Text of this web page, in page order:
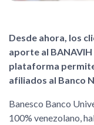
Desde ahora, los
aporte al
plataforma
afiliados al Banco
Banesco Banco
100% venezolano,